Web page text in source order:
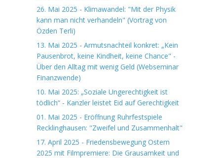
26. Mai 2025 - Klimawandel: "Mit der Physik
kann man nicht verhandeln" (Vortrag von
Özden Terli)
13. Mai 2025 - Armutsnachteil konkret: „Kein
Pausenbrot, keine Kindheit, keine Chance" -
Über den Alltag mit wenig Geld (Webseminar
Finanzwende)
10. Mai 2025: „Soziale Ungerechtigkeit ist
tödlich“ - Kanzler leistet Eid auf Gerechtigkeit
01. Mai 2025 - Eröffnung Ruhrfestspiele
Recklinghausen: "Zweifel und Zusammenhalt"
17. April 2025 - Friedensbewegung Ostern
2025 mit Filmpremiere: Die Grausamkeit und